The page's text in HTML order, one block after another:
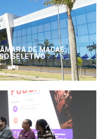
DE MACAÉ
SELETIVO